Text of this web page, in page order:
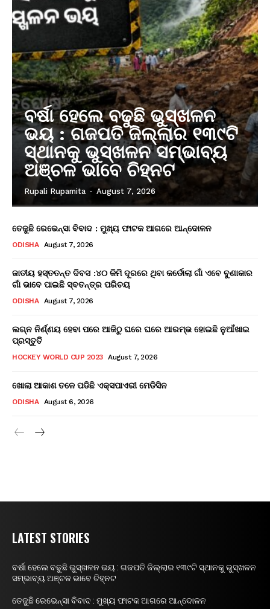
ବର୍ଷା ହେଲେ ବଢୁଛି ଭୁସ୍ଖଳନ
ଭୟ : ଗଜପତି ଜିଲ୍ଲାର ୧୩୯ଟି
ସ୍ଥାନକୁ ଭୁସ୍ଖଳନ ସମ୍ଭାବ୍ୟ
ଅଞ୍ଚଳ ଭାବେ ଚିହ୍ନଟ
Rupali Rupamita - August 7, 2026
ତେଜୁଛି ରେଭେନ୍ସା ବିବାଦ : ମୁଖ୍ୟ ଫାଟକ ଆଗରେ ଆନ୍ଦୋଳନ
ODISHA August 7, 2026
ଜାତୀୟ ହସ୍ତତନ୍ତ ଦିବସ :୪୦ କିମି ଦୂରରେ ଥିବା କର୍ଡୋଲା ଗାଁ ଏବେ ବୁଣାକାର
ଗାଁ ଭାବେ ପାଇଛି ସ୍ବତନ୍ତ୍ର ପରିଚୟ
ODISHA August 7, 2026
ଲଗ୍ନ ନିର୍ଣ୍ଣୟ ହେବା ପରେ ଆଜିଠୁ ଘରେ ଘରେ ଆରମ୍ଭ ହୋଇଛି ନୁଆଁଖାଇ
ପ୍ରସ୍ତୁତି
HOCKEY WORLD CUP 2023 August 7, 2026
ଖୋଲା ଆକାଶ ତଳେ ପଡିଛି ଏକ୍ସପାଏରୀ ମେଡିସିନ
ODISHA August 6, 2026
LATEST STORIES
ବର୍ଷା ହେଲେ ବଢୁଛି ଭୁସ୍ଖଳନ ଭୟ : ଗଜପତି ଜିଲ୍ଲାର ୧୩୯ଟି ସ୍ଥାନକୁ ଭୁସ୍ଖଳନ
ସମ୍ଭାବ୍ୟ ଅଞ୍ଚଳ ଭାବେ ଚିହ୍ନଟ
ତେଜୁଛି ରେଭେନ୍ସା ବିବାଦ : ମୁଖ୍ୟ ଫାଟକ ଆଗରେ ଆନ୍ଦୋଳନ